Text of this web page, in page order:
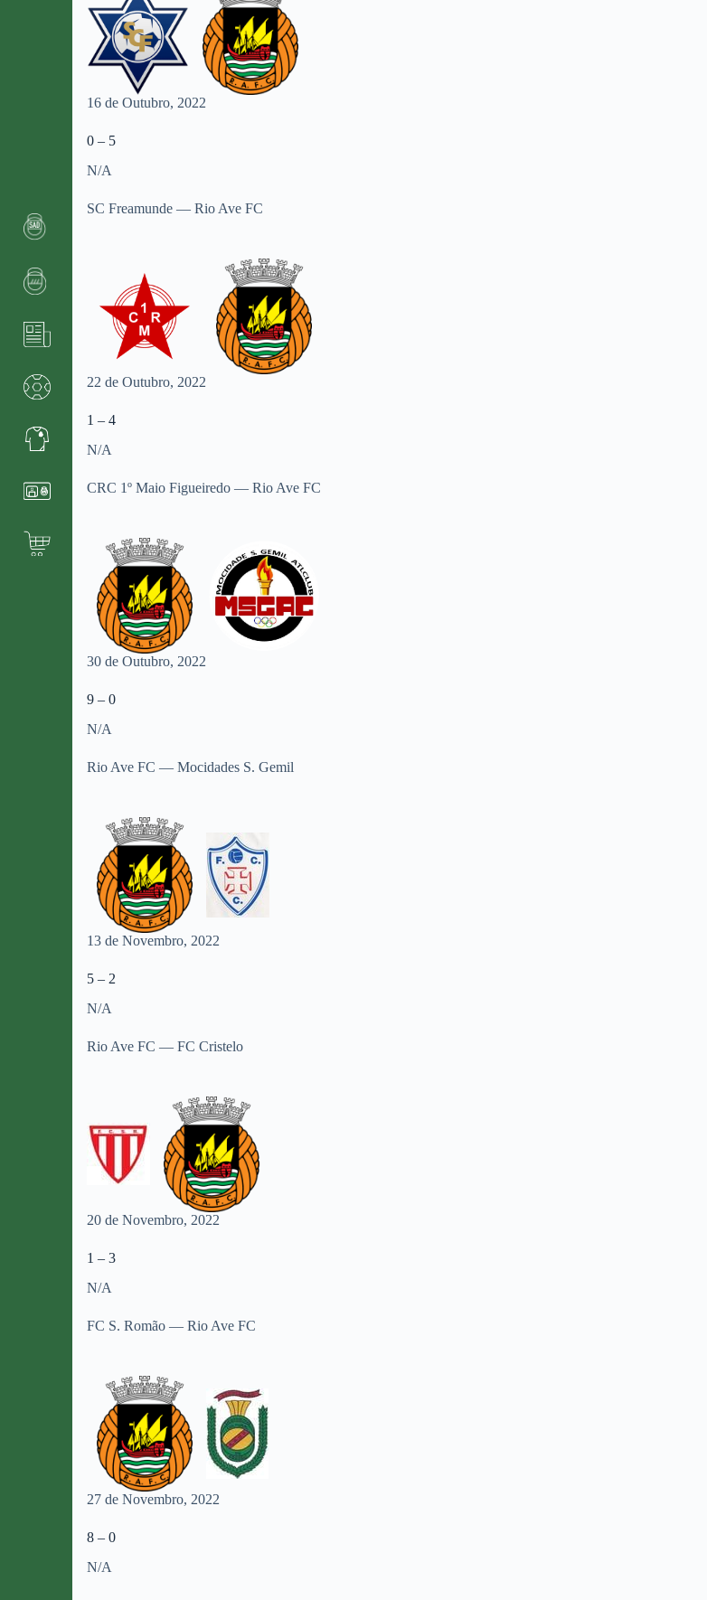
16 de Outubro, 2022
0 – 5
N/A
SC Freamunde — Rio Ave FC
22 de Outubro, 2022
1 – 4
N/A
CRC 1º Maio Figueiredo — Rio Ave FC
30 de Outubro, 2022
9 – 0
N/A
Rio Ave FC — Mocidades S. Gemil
13 de Novembro, 2022
5 – 2
N/A
Rio Ave FC — FC Cristelo
20 de Novembro, 2022
1 – 3
N/A
FC S. Romão — Rio Ave FC
27 de Novembro, 2022
8 – 0
N/A